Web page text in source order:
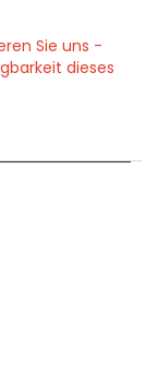
Sie uns -
dieses